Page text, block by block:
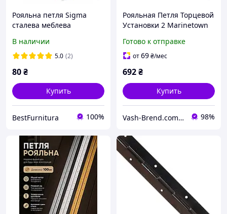
Рояльна петля Sigma
сталева меблева
(MP0076)
В наличии
5.0 (2)
80₴
Купить
BestFurnitura 100%
Рояльная Петля Торцевой
Установки 2 Marinetown
Готово к отправке
от69₴/мес
692₴
Купить
Vash-Brend.com.ua 98%